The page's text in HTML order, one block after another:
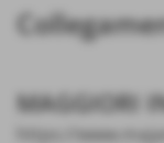
MAGGIORI
https://